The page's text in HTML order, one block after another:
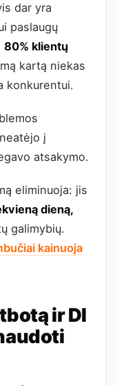
dar yra
paslaugų
80% klientų
kartą niekas
konkurentui.
į
atsakymo.
eliminuoja: jis
dieną,
galimybių.
kainuoja
ir DI